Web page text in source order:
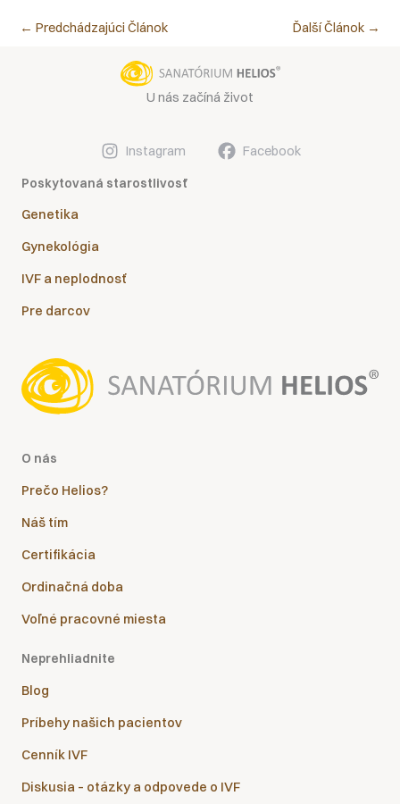
← Predchádzajúci Článok Ďalší Článok →
U nás začíná život
Instagram Facebook
Poskytovaná starostlivosť
Genetika
Gynekológia
IVF a neplodnosť
Pre darcov
O nás
Prečo Helios?
Náš tím
Certifikácia
Ordinačná doba
Voľné pracovné miesta
Neprehliadnite
Blog
Príbehy našich pacientov
Cenník IVF
Diskusia – otázky a odpovede o IVF